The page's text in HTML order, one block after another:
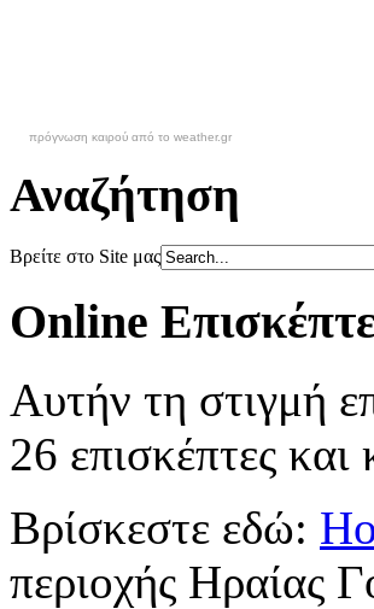
πρόγνωση καιρού από το weather.gr
Αναζήτηση
Βρείτε στο Site μας
Online
Αυτήν τη στιγμή
26 επισκέπτες και
Βρίσκεστε εδώ:
περιοχής Ηραίας